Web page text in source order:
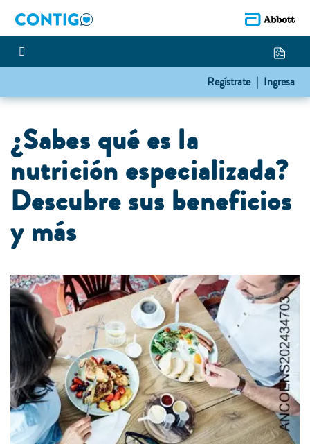
Regístrate | Ingresa
¿Sabes qué es la
nutrición especializada?
Descubre sus beneficios
y más